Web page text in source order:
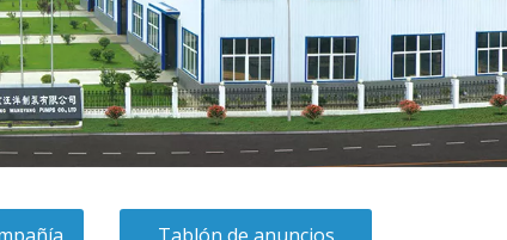
Tablón de anuncios